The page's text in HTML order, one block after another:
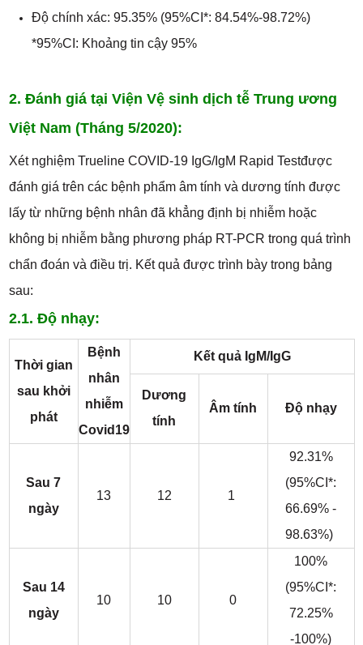
Độ chính xác: 95.35% (95%CI*: 84.54%-98.72%)
*95%CI: Khoảng tin cậy 95%
2. Đánh giá tại Viện Vệ sinh dịch tễ Trung ương
Việt Nam (Tháng 5/2020):
Xét nghiệm Trueline COVID-19 IgG/IgM Rapid Testđược
đánh giá trên các bệnh phẩm âm tính và dương tính được
lấy từ những bệnh nhân đã khẳng định bị nhiễm hoặc
không bị nhiễm bằng phương pháp RT-PCR trong quá trình
chẩn đoán và điều trị. Kết quả được trình bày trong bảng
sau:
2.1. Độ nhạy:
Thời gian
sau khởi
phát
Bệnh
nhân
nhiễm
Covid19
Kết quả IgM/IgG
Dương
tính
Âm tính Độ nhạy
Sau 7
ngày
13 12 1
92.31%
(95%CI*:
66.69% -
98.63%)
Sau 14
ngày
10 10 0
100%
(95%CI*:
72.25%
-100%)